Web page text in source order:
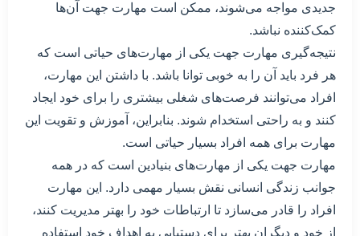
جدیدی مواجه می‌شوند، ممکن است مهارت جهت آن‌ها
کمک‌کننده نباشد.
نتیجه‌گیری مهارت جهت یکی از مهارت‌های حیاتی است که
هر فرد باید آن را به خوبی توانا باشد. با داشتن این مهارت،
افراد می‌توانند فرصت‌های شغلی بیشتری را برای خود ایجاد
کنند و به راحتی استخدام شوند. بنابراین، آموزش و تقویت این
مهارت برای همه افراد بسیار حیاتی است.
مهارت جهت یکی از مهارت‌های بنیادین است که در همه
جوانب زندگی انسانی نقش بسیار مهمی دارد. این مهارت
افراد را قادر می‌سازد تا ارتباطات خود را بهتر مدیریت کنند،
از خود و دیگران بهتر برای دستیابی به اهداف خود استفاده